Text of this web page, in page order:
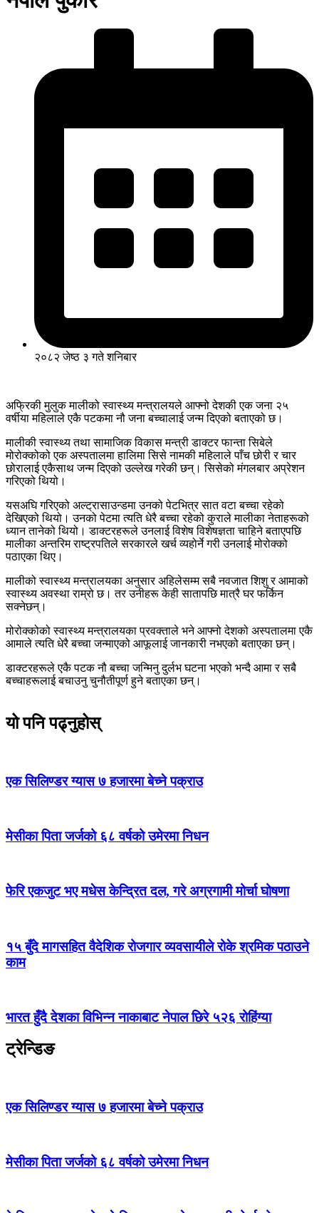
२०८२ जेष्ठ ३ गते शनिबार
अफ्रिकी मुलुक मालीको स्वास्थ्य मन्त्रालयले आफ्नो देशकी एक जना २५
वर्षीया महिलाले एकै पटकमा नौ जना बच्चालाई जन्म दिएको बताएको छ।
मालीकी स्वास्थ्य तथा सामाजिक विकास मन्त्री डाक्टर फान्ता सिबेले
मोरोक्कोको एक अस्पतालमा हालिमा सिसे नामकी महिलाले पाँच छोरी र चार
छोरालाई एकैसाथ जन्म दिएको उल्लेख गरेकी छन्। सिसेको मंगलबार अप्रेशन
गरिएको थियो।
यसअघि गरिएको अल्ट्रासाउन्डमा उनको पेटभित्र सात वटा बच्चा रहेको
देखिएको थियो। उनको पेटमा त्यति धेरै बच्चा रहेको कुराले मालीका नेताहरूको
ध्यान तानेको थियो। डाक्टरहरूले उनलाई विशेष विशेषज्ञता चाहिने बताएपछि
मालीका अन्तरिम राष्ट्रपतिले सरकारले खर्च व्यहोर्ने गरी उनलाई मोरोक्को
पठाएका थिए।
मालीको स्वास्थ्य मन्त्रालयका अनुसार अहिलेसम्म सबै नवजात शिशु र आमाको
स्वास्थ्य अवस्था राम्रो छ। तर उनीहरू केही सातापछि मात्रै घर फर्किन
सक्नेछन्।
मोरोक्कोको स्वास्थ्य मन्त्रालयका प्रवक्ताले भने आफ्नो देशको अस्पतालमा एकै
आमाले त्यति धेरै बच्चा जन्माएको आफूलाई जानकारी नभएको बताएका छन्।
डाक्टरहरूले एकै पटक नौ बच्चा जन्मिनु दुर्लभ घटना भएको भन्दै आमा र सबै
बच्चाहरूलाई बचाउनु चुनौतीपूर्ण हुने बताएका छन्।
यो पनि पढ्नुहोस्
एक सिलिण्डर ग्यास ७ हजारमा बेच्ने पक्राउ
मेसीका पिता जर्जको ६८ वर्षको उमेरमा निधन
फेरि एकजुट भए मधेस केन्द्रित दल, गरे अग्रगामी मोर्चा घोषणा
१५ बुँदे मागसहित वैदेशिक रोजगार व्यवसायीले रोके श्रमिक पठाउने
काम
भारत हुँदै देशका विभिन्न नाकाबाट नेपाल छिरे ५२६ रोहिंग्या
ट्रेन्डिङ
एक सिलिण्डर ग्यास ७ हजारमा बेच्ने पक्राउ
मेसीका पिता जर्जको ६८ वर्षको उमेरमा निधन